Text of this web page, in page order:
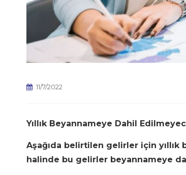
11/7/2022
Yıllık Beyannameye Dahil
Aşağıda belirtilen gelirler için
halinde bu gelirler beyannameye